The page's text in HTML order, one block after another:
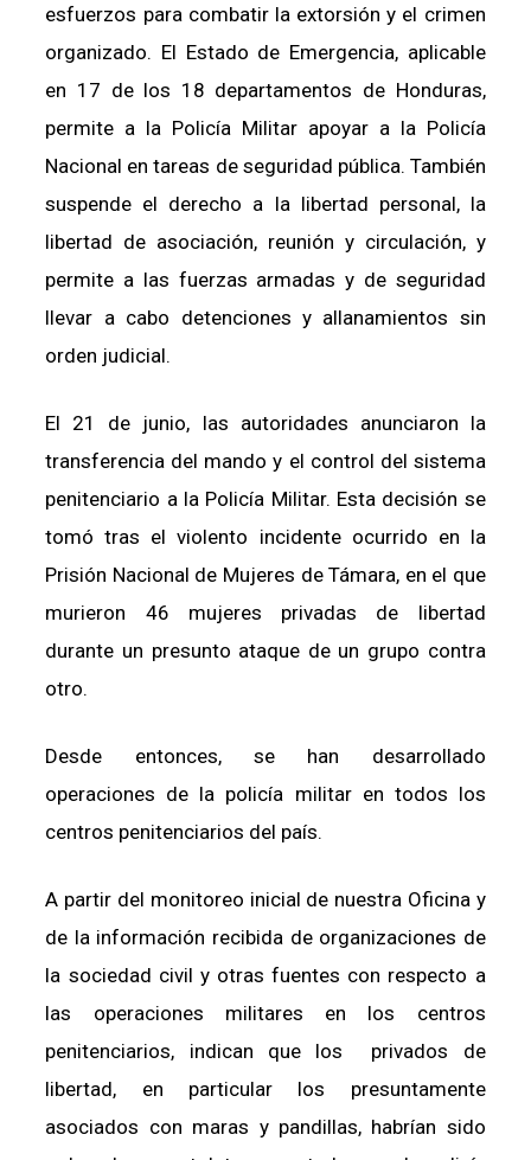
esfuerzos para combatir la extorsión y el crimen
organizado. El Estado de Emergencia, aplicable
en 17 de los 18 departamentos de Honduras,
permite a la Policía Militar apoyar a la Policía
Nacional en tareas de seguridad pública. También
suspende el derecho a la libertad personal, la
libertad de asociación, reunión y circulación, y
permite a las fuerzas armadas y de seguridad
llevar a cabo detenciones y allanamientos sin
orden judicial.
El 21 de junio, las autoridades anunciaron la
transferencia del mando y el control del sistema
penitenciario a la Policía Militar. Esta decisión se
tomó tras el violento incidente ocurrido en la
Prisión Nacional de Mujeres de Támara, en el que
murieron 46 mujeres privadas de libertad
durante un presunto ataque de un grupo contra
otro.
Desde entonces, se han desarrollado
operaciones de la policía militar en todos los
centros penitenciarios del país.
A partir del monitoreo inicial de nuestra Oficina y
de la información recibida de organizaciones de
la sociedad civil y otras fuentes con respecto a
las operaciones militares en los centros
penitenciarios, indican que los privados de
libertad, en particular los presuntamente
asociados con maras y pandillas, habrían sido